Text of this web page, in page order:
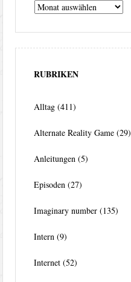
Archiv
RUBRIKEN
Alltag (411)
Alternate Reality Game (29)
Anleitungen (5)
Episoden (27)
Imaginary number (135)
Intern (9)
Internet (52)